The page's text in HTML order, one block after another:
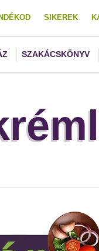
SIKEREK
SZAKÁCSKÖNYV